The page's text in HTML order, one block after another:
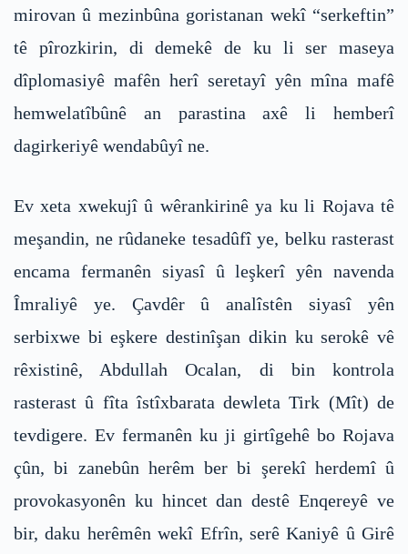
mirovan û mezinbûna goristanan wekî “serkeftin”
tê pîrozkirin, di demekê de ku li ser maseya
dîplomasiyê mafên herî seretayî yên mîna mafê
hemwelatîbûnê an parastina axê li hemberî
dagirkeriyê wendabûyî ne.
Ev xeta xwekujî û wêrankirinê ya ku li Rojava tê
meşandin, ne rûdaneke tesadûfî ye, belku rasterast
encama fermanên siyasî û leşkerî yên navenda
Îmraliyê ye. Çavdêr û analîstên siyasî yên
serbixwe bi eşkere destinîşan dikin ku serokê vê
rêxistinê, Abdullah Ocalan, di bin kontrola
rasterast û fîta îstîxbarata dewleta Tirk (Mît) de
tevdigere. Ev fermanên ku ji girtîgehê bo Rojava
çûn, bi zanebûn herêm ber bi şerekî herdemî û
provokasyonên ku hincet dan destê Enqereyê ve
bir, daku herêmên wekî Efrîn, serê Kaniyê û Girê